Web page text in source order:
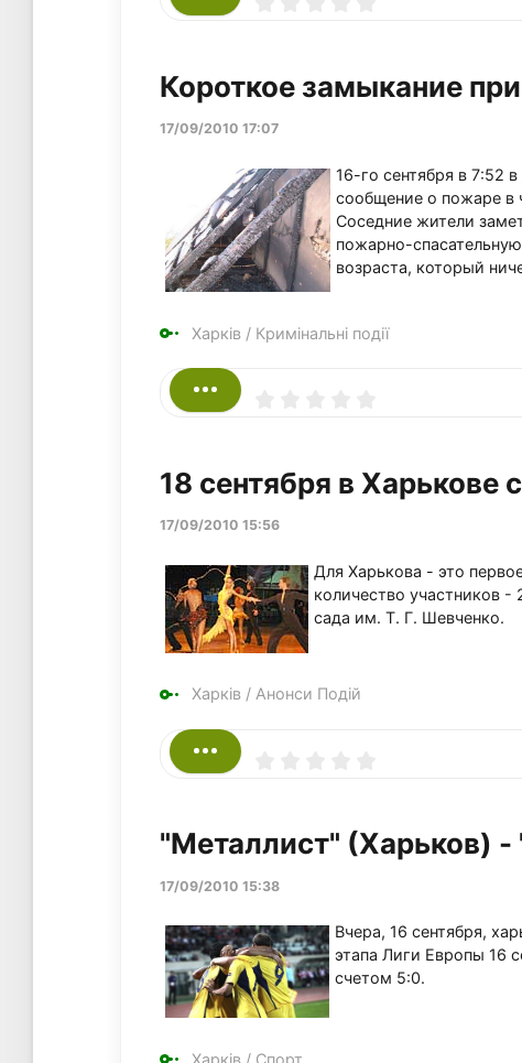
Короткое замыкание
17/09/2010 17:07
16-го сентября в 7:52
сообщение о пожаре в
Соседние жители
пожарно-
возраста, который
Харків / Кримінальні події
18 сентября в Харькове
17/09/2010 15:56
Для Харькова - это
количество участников -
сада им. Т. Г. Шевченко.
Харків / Анонси Подій
"Металлист" (Харьков)
17/09/2010 15:38
Вчера, 16 сентября,
этапа Лиги Европы 16
счетом 5:0.
Харків / Спорт